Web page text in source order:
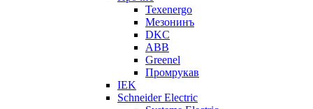
Texenergo
Мезонинъ
DKC
ABB
Greenel
Промрукав
IEK
Schneider Electric